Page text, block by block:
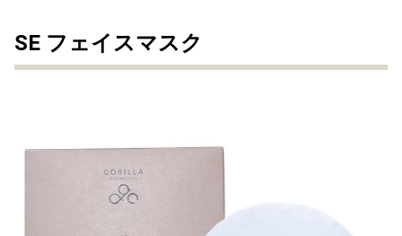
SE フェイスマスク